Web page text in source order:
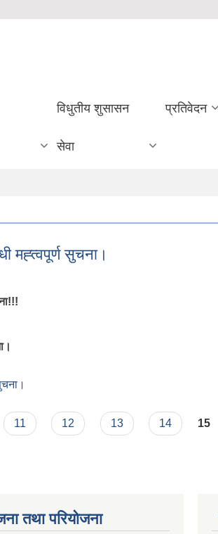
विधुतीय शुसासन
सेवा
प्रतिवेदन
मह्त्वपूर्ण सुचना।
11 12 13 14 15
तथा परियोजना